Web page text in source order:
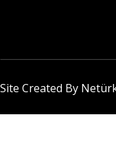
Site Created By